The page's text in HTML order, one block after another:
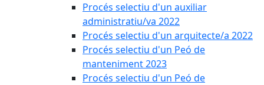
Procés selectiu d'un auxiliar
administratiu/va 2022
Procés selectiu d'un arquitecte/a 2022
Procés selectiu d'un Peó de
manteniment 2023
Procés selectiu d'un Peó de